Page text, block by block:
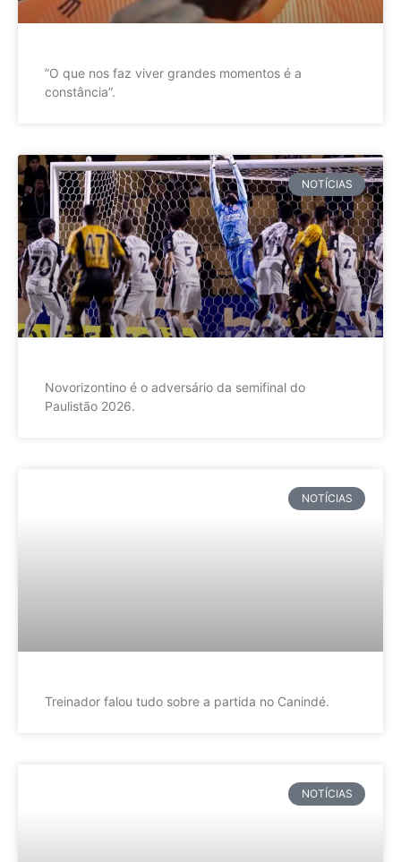
”O que nos faz viver grandes momentos é a
constância”.
NOTÍCIAS
Novorizontino é o adversário da semifinal do
Paulistão 2026.
NOTÍCIAS
Treinador falou tudo sobre a partida no Canindé.
NOTÍCIAS